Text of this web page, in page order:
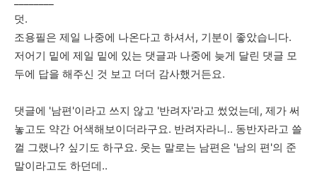
덧.
조용필은 제일 나중에 나온다고 하셔서, 기분이 좋았습니다.
저어기 밑에 제일 밑에 있는 댓글과 나중에 늦게 달린 댓글 모
두에 답을 해주신 것 보고 더더 감사했거든요.
댓글에 '남편'이라고 쓰지 않고 '반려자'라고 썼었는데, 제가 써
놓고도 약간 어색해보이더라구요. 반려자라니.. 동반자라고 쓸
껄 그랬나? 싶기도 하구요. 웃는 말로는 남편은 '남의 편'의 준
말이라고도 하던데..